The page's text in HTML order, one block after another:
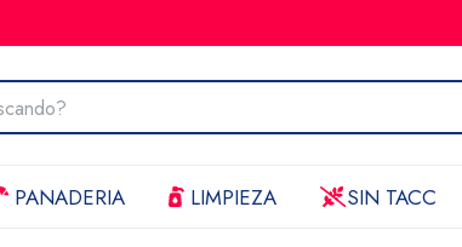
PANADERIA LIMPIEZA SIN TACC